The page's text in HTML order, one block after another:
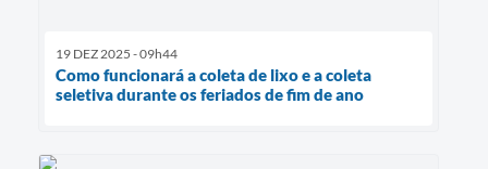
19 DEZ 2025 - 09h44
Como funcionará a coleta de lixo e a coleta
seletiva durante os feriados de fim de ano